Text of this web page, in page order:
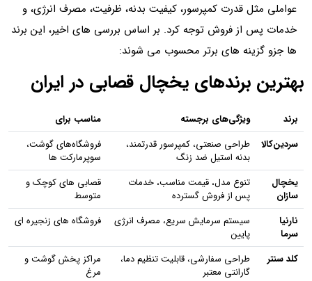
عواملی مثل قدرت کمپرسور، کیفیت بدنه، ظرفیت، مصرف انرژی، و
خدمات پس از فروش توجه کرد. بر اساس بررسی‌ های اخیر، این برند
ها جزو گزینه‌ های برتر محسوب می‌ شوند:
بهترین برندهای یخچال قصابی در ایران
برند ویژگی‌های برجسته
مناسب برای
سردین‌کالا
طراحی صنعتی، کمپرسور قدرتمند،
بدنه استیل ضد زنگ
فروشگاه‌های گوشت،
سوپرمارکت‌ ها
یخچال‌
سازان
تنوع مدل، قیمت مناسب، خدمات
پس از فروش گسترده
قصابی‌ های کوچک و
متوسط
نارنیا
سرما
سیستم سرمایش سریع، مصرف انرژی
پایین
فروشگاه‌ های زنجیره‌ ای
کلد سنتر
طراحی سفارشی، قابلیت تنظیم دما،
گارانتی معتبر
مراکز پخش گوشت و
مرغ